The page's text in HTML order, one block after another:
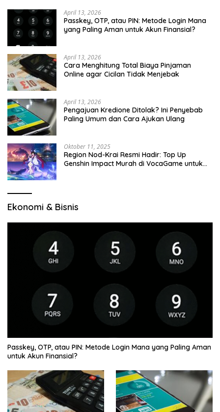
April 13, 2026
Passkey, OTP, atau PIN: Metode Login Mana
yang Paling Aman untuk Akun Finansial?
April 13, 2026
Cara Menghitung Total Biaya Pinjaman
Online agar Cicilan Tidak Menjebak
April 13, 2026
Pengajuan Kredione Ditolak? Ini Penyebab
Paling Umum dan Cara Ajukan Ulang
Oktober 11, 2025
Region Nod-Krai Resmi Hadir: Top Up
Genshin Impact Murah di VocaGame untuk
Ekonomi & Bisnis
Passkey, OTP, atau PIN: Metode Login Mana yang Paling Aman
untuk Akun Finansial?